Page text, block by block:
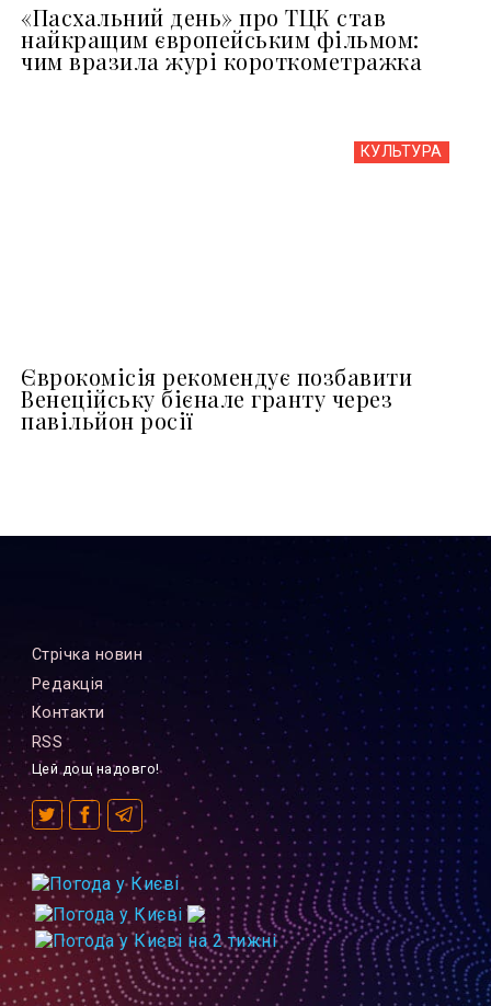
«Пасхальний день» про ТЦК став
найкращим європейським фільмом:
чим вразила журі короткометражка
КУЛЬТУРА
Єврокомісія рекомендує позбавити
Венеційську бієнале гранту через
павільйон росії
Стрiчка новин
Редакцiя
Контакти
RSS
Цей дощ надовго!